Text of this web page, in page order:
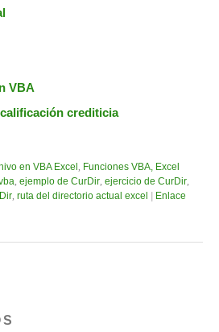
VBA
crediticia
en VBA Excel , Funciones VBA, Excel
, ejemplo de CurDir, ejercicio de CurDir,
, ruta del directorio actual excel
Enlace